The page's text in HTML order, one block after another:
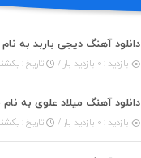
بازدید : ۰ بازدید بار / تاریخ : یکشنبه ۱۱
بازدید : ۰ بازدید بار / تاریخ : یکشنبه ۱۱